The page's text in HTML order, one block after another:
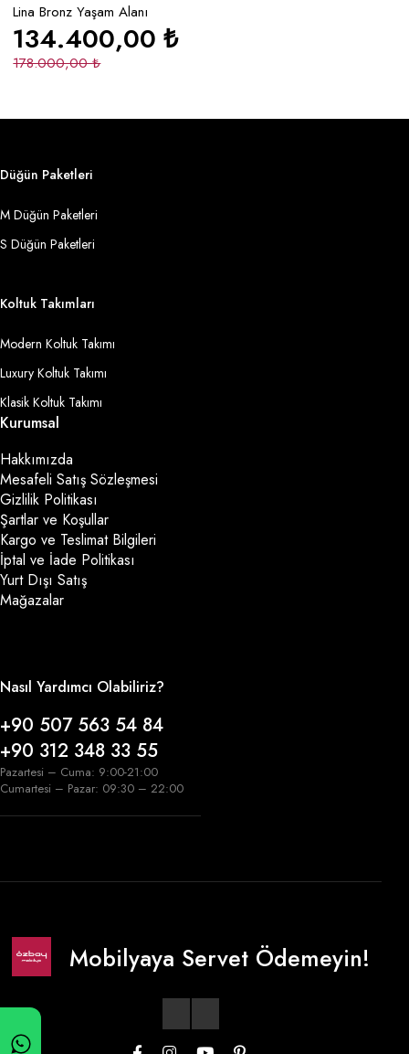
Lina Bronz Yaşam Alanı
178.000,00₺
134.400,00₺
Düğün Paketleri
M Düğün Paketleri
S Düğün Paketleri
Koltuk Takımları
Modern Koltuk Takımı
Luxury Koltuk Takımı
Klasik Koltuk Takımı
Kurumsal
Hakkımızda
Mesafeli Satış Sözleşmesi
Gizlilik Politikası
Şartlar ve Koşullar
Kargo ve Teslimat Bilgileri
İptal ve İade Politikası
Yurt Dışı Satış
Mağazalar
Nasıl Yardımcı Olabiliriz?
+90 507 563 54 84
+90 312 348 33 55
Pazartesi – Cuma: 9:00-21:00
Cumartesi – Pazar: 09:30 – 22:00
Mobilyaya Servet Ödemeyin!